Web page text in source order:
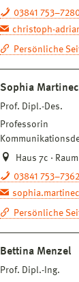
03841
christoph-
Persönliche
Sophia
Prof. Dipl.-Des.
Professorin
Haus 7c ·
03841 753–7362
Persönliche
Bettina Menzel
Prof. Dipl.-Ing.